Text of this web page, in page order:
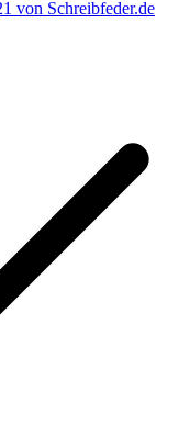
von Schreibfeder.de